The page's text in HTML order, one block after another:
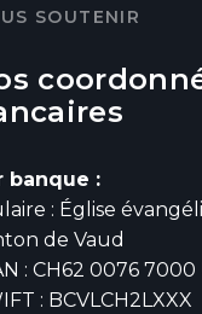
SOUTENIR
banque :
: Église
de Vaud
: CH62 0076
: BCVLCH2LXXX